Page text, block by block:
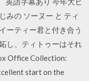
みの ソーヌー と ティ
ーティー君と付き合う
し、ティトゥーはそれ
Office Collection:
start on the